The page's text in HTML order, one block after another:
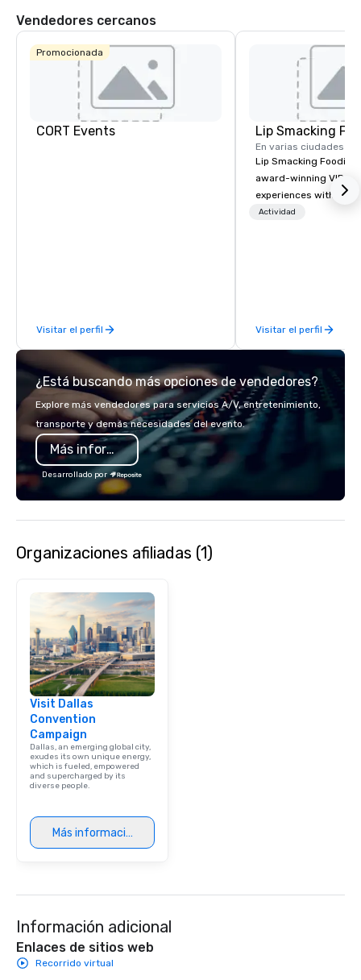
Vendedores cercanos
Promocionada
CORT Events
Visitar el perfil
Lip Smacking
En varias ciudades
Lip Smacking Foodie
award-winning VIP
experiences with
restaurants
and craft cocktails at
with complete VIP
opportunity to sit
colleagues at each
mingle, and easily
with utmost care,
engaging information
Actividad
Visitar el perfil
¿Está buscando más opciones de vendedores?
Explore más vendedores para servicios A/V, entretenimiento,
transporte y demás necesidades del evento.
Más información
Desarrollado por
Organizaciones afiliadas (1)
Visit Dallas
Convention
Campaign
Dallas, an emerging global city,
exudes its own unique energy,
which is fueled, empowered
and supercharged by its
diverse people.
Más información
Información adicional
Enlaces de sitios web
Recorrido virtual